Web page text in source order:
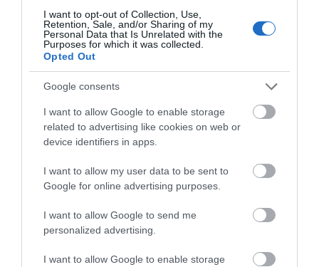
I want to opt-out of Collection, Use,
Retention, Sale, and/or Sharing of my
Personal Data that Is Unrelated with the
Purposes for which it was collected.
Opted Out
Google consents
I want to allow Google to enable storage
related to advertising like cookies on web or
device identifiers in apps.
I want to allow my user data to be sent to
Google for online advertising purposes.
I want to allow Google to send me
personalized advertising.
I want to allow Google to enable storage